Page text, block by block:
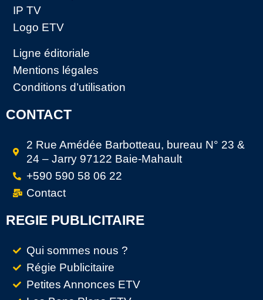
IP TV
Logo ETV
Ligne éditoriale
Mentions légales
Conditions d’utilisation
CONTACT
2 Rue Amédée Barbotteau, bureau N° 23 &
24 – Jarry 97122 Baie-Mahault
+590 590 58 06 22
Contact
REGIE PUBLICITAIRE
Qui sommes nous ?
Régie Publicitaire
Petites Annonces ETV